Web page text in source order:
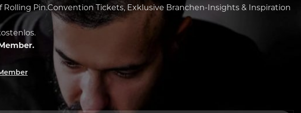
Rolling Pin.Convention Tickets, Exklusive Branchen-Insights & Inspiration